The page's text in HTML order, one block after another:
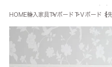
HOME輸入家具TVボード ＴＶボード 【